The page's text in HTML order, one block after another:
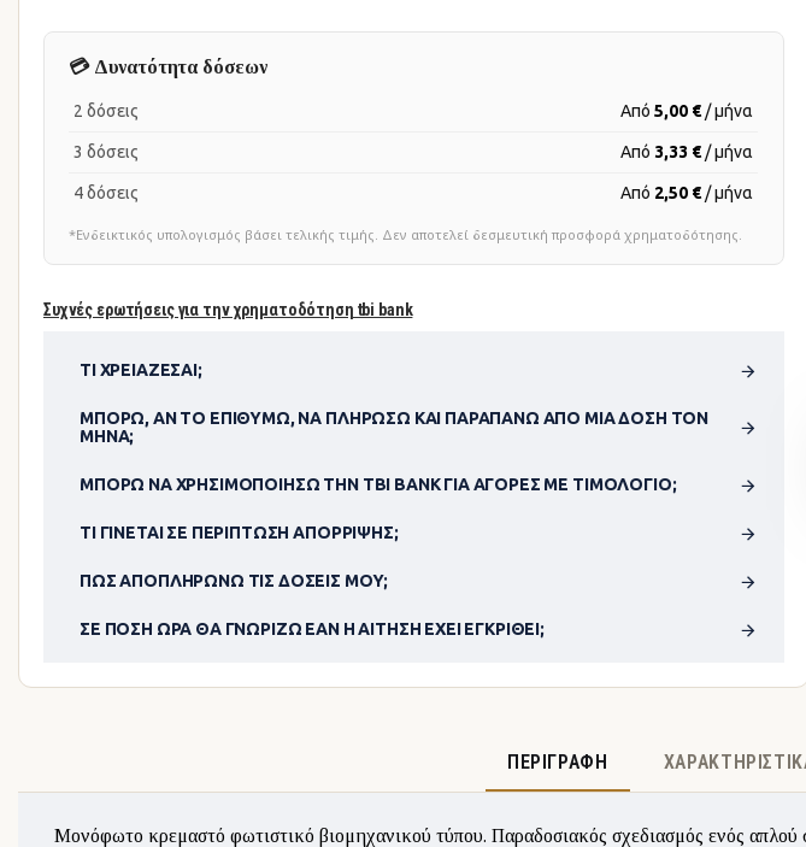
Συχνές ερωτήσεις για την χρηματοδότηση tbi bank
ΤΙ ΧΡΕΙΆΖΕΣΑΙ;
ΜΠΟΡΏ, ΑΝ ΤΟ ΕΠΙΘΥΜΏ, ΝΑ ΠΛΗΡΏΣΩ ΚΑΙ ΠΑΡΑΠΆΝΩ ΑΠΌ ΜΊΑ ΔΌΣΗ ΤΟΝ
ΜΉΝΑ;
ΜΠΟΡΏ ΝΑ ΧΡΗΣΙΜΟΠΟΊΗΣΩ ΤΗΝ TBI BANK ΓΙΑ ΑΓΟΡΈΣ ΜΕ ΤΙΜΟΛΌΓΙΟ;
ΤΙ ΓΊΝΕΤΑΙ ΣΕ ΠΕΡΊΠΤΩΣΗ ΑΠΌΡΡΙΨΗΣ;
ΠΏΣ ΑΠΟΠΛΗΡΏΝΩ ΤΙΣ ΔΌΣΕΙΣ ΜΟΥ;
ΣΕ ΠΌΣΗ ΏΡΑ ΘΑ ΓΝΩΡΊΖΩ ΕΆΝ Η ΑΊΤΗΣΗ ΈΧΕΙ ΕΓΚΡΙΘΕΊ;
💳 Δυνατότητα δόσεων
2 δόσεις Από 5,00 € / μήνα
3 δόσεις Από 3,33 € / μήνα
4 δόσεις Από 2,50 € / μήνα
*Ενδεικτικός υπολογισμός βάσει τελικής τιμής. Δεν αποτελεί δεσμευτική προσφορά χρηματοδότησης.
ΠΕΡΙΓΡΑΦΉ
Μονόφωτο κρεμαστό φωτιστικό βιομηχανικού τύπου. Παραδοσιακός σχεδιασμός ενός απλού